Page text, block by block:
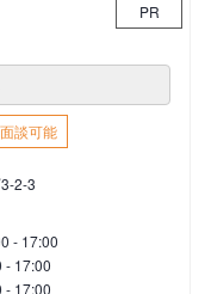
PR
談可能
2-3
- 17:00
- 17:00
- 17:00